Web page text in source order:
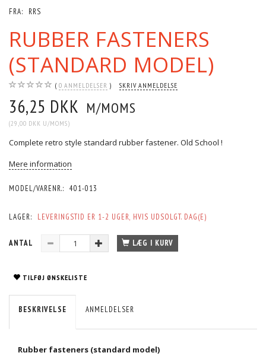
FRA: RRS
RUBBER FASTENERS
(STANDARD MODEL)
0 ANMELDELSER SKRIV ANMELDELSE
36,25 DKK M/MOMS
(29,00 DKK U/MOMS)
Complete retro style standard rubber fastener. Old School !
Mere information
MODEL/VARENR.: 401-013
LAGER: LEVERINGSTID ER 1-2 UGER, HVIS UDSOLGT. DAG(E)
ANTAL LÆG I KURV
TILFØJ ØNSKELISTE
BESKRIVELSE ANMELDELSER
Rubber fasteners (standard model)